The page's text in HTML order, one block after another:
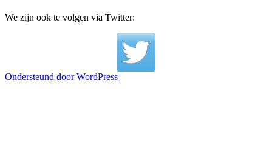
We zijn ook te volgen via Twitter:
Ondersteund door WordPress